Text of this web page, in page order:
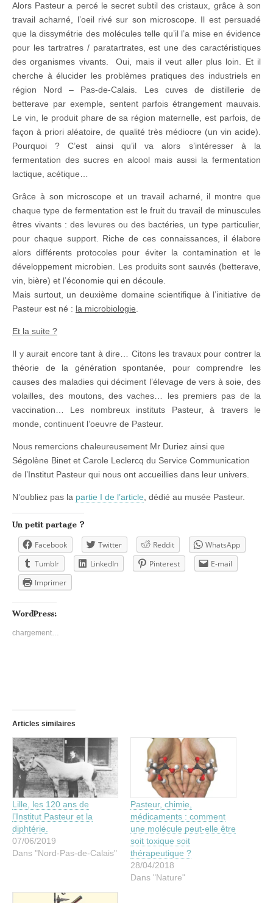
Alors Pasteur a percé le secret subtil des cristaux, grâce à son
travail acharné, l’oeil rivé sur son microscope. Il est persuadé
que la dissymétrie des molécules telle qu’il l’a mise en évidence
pour les tartratres / paratartrates, est une des caractéristiques
des organismes vivants. Oui, mais il veut aller plus loin. Et il
cherche à élucider les problèmes pratiques des industriels en
région Nord – Pas-de-Calais. Les cuves de distillerie de
betterave par exemple, sentent parfois étrangement mauvais.
Le vin, le produit phare de sa région maternelle, est parfois, de
façon à priori aléatoire, de qualité très médiocre (un vin acide).
Pourquoi ? C’est ainsi qu’il va alors s’intéresser à la
fermentation des sucres en alcool mais aussi la fermentation
lactique, acétique…
Grâce à son microscope et un travail acharné, il montre que
chaque type de fermentation est le fruit du travail de minuscules
êtres vivants : des levures ou des bactéries, un type particulier,
pour chaque support. Riche de ces connaissances, il élabore
alors différents protocoles pour éviter la contamination et le
développement microbien. Les produits sont sauvés (betterave,
vin, bière) et l’économie qui en découle.
Mais surtout, un deuxième domaine scientifique à l’initiative de
Pasteur est né : la microbiologie
Et la suite ?
Il y aurait encore tant à dire… Citons les travaux pour contrer la
théorie de la génération spontanée, pour comprendre les
causes des maladies qui déciment l’élevage de vers à soie, des
volailles, des moutons, des vaches… les premiers pas de la
vaccination… Les nombreux instituts Pasteur, à travers le
monde, continuent l’oeuvre de Pasteur.
Nous remercions chaleureusement Mr Duriez ainsi que
Ségolène Binet et Carole Leclercq du Service Communication
de l’Institut Pasteur qui nous ont accueillies dans leur univers.
N’oubliez pas la partie I de l’article , dédié au musée Pasteur.
Un petit partage ?
Facebook Twitter Reddit
WhatsApp
Tumblr
LinkedIn Pinterest
E-mail
Imprimer
WordPress:
chargement…
Articles similaires
Lille, les 120 ans de
l’Institut Pasteur et la
diphtérie.
07/06/2019
Dans "Nord-Pas-de-Calais"
Pasteur, chimie,
médicaments : comment
une molécule peut-elle être
soit toxique soit
thérapeutique ?
28/04/2018
Dans "Nature"